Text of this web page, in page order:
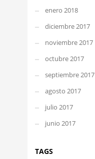
enero 2018
diciembre 2017
noviembre 2017
octubre 2017
septiembre 2017
agosto 2017
julio 2017
junio 2017
TAGS